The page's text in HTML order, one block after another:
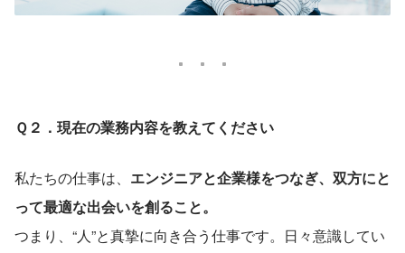
Ｑ２．現在の業務内容を教えてください
私たちの仕事は、 エンジニアと企業様をつなぎ、双方にと
って最適な出会いを創ること。
つまり、“人”と真摯に向き合う仕事です。日々意識してい